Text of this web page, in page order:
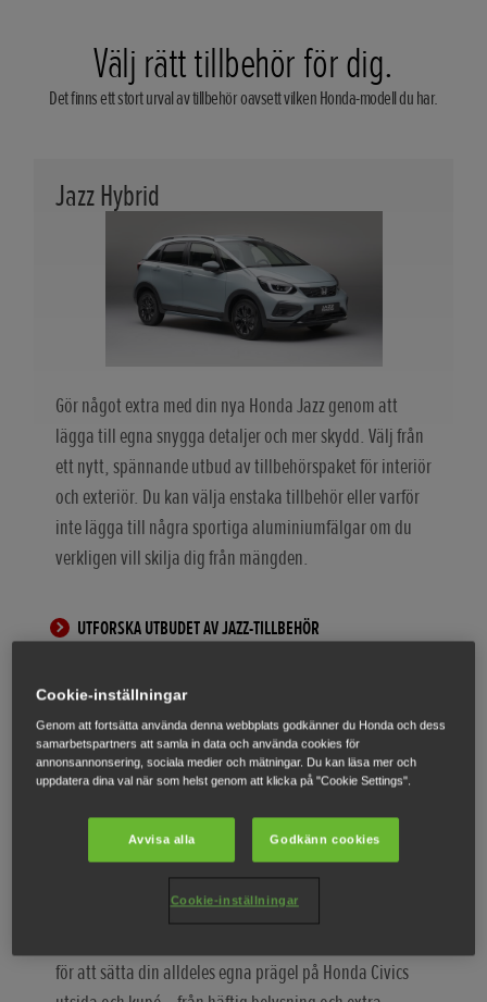
Välj rätt tillbehör för dig.
Det finns ett stort urval av tillbehör oavsett vilken Honda-modell du har.
Jazz Hybrid
Gör något extra med din nya Honda Jazz genom att
lägga till egna snygga detaljer och mer skydd. Välj från
ett nytt, spännande utbud av tillbehörspaket för interiör
och exteriör. Du kan välja enstaka tillbehör eller varför
inte lägga till några sportiga aluminiumfälgar om du
verkligen vill skilja dig från mängden.
UTFORSKA UTBUDET AV JAZZ-TILLBEHÖR
Civic Hybrid
för att sätta din alldeles egna prägel på Honda Civics
Cookie-inställningar
Genom att fortsätta använda denna webbplats godkänner du Honda och dess
samarbetspartners att samla in data och använda cookies för
annonsannonsering, sociala medier och mätningar. Du kan läsa mer och
uppdatera dina val när som helst genom att klicka på "Cookie Settings".
Avvisa alla Godkänn cookies
Cookie-inställningar